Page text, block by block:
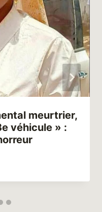
meurtrier,
véhicule » :